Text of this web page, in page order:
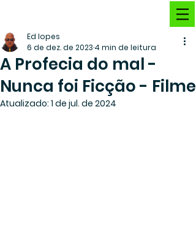
A Profecia do mal -
Nunca foi Ficção - Filme
Ed lopes
6 de dez. de 2023 4 min de leitura
Atualizado: 1 de jul. de 2024